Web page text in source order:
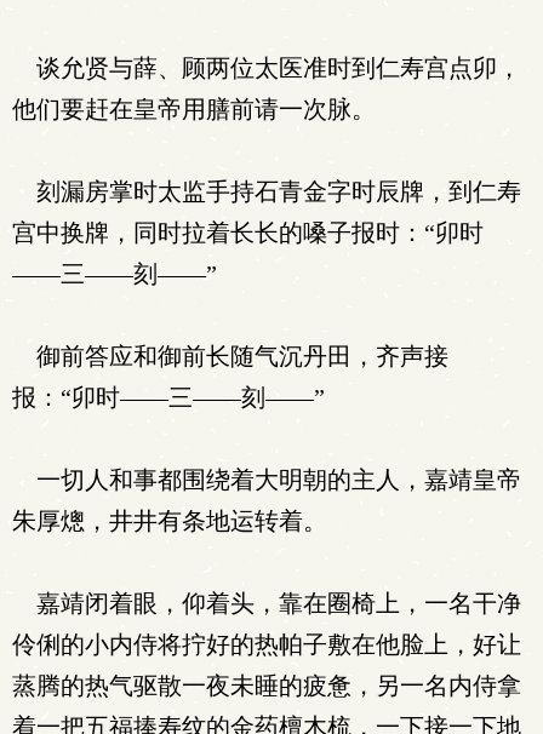
谈允贤与薛、顾两位太医准时到仁寿宫点卯，
他们要赶在皇帝用膳前请一次脉。
刻漏房掌时太监手持石青金字时辰牌，到仁寿
宫中换牌，同时拉着长长的嗓子报时：“卯时
——三——刻——”
御前答应和御前长随气沉丹田，齐声接
报：“卯时——三——刻——”
一切人和事都围绕着大明朝的主人，嘉靖皇帝
朱厚熜，井井有条地运转着。
嘉靖闭着眼，仰着头，靠在圈椅上，一名干净
伶俐的小内侍将拧好的热帕子敷在他脸上，好让
蒸腾的热气驱散一夜未睡的疲惫，另一名内侍拿
着一把五福捧寿纹的金药檀木梳，一下接一下地